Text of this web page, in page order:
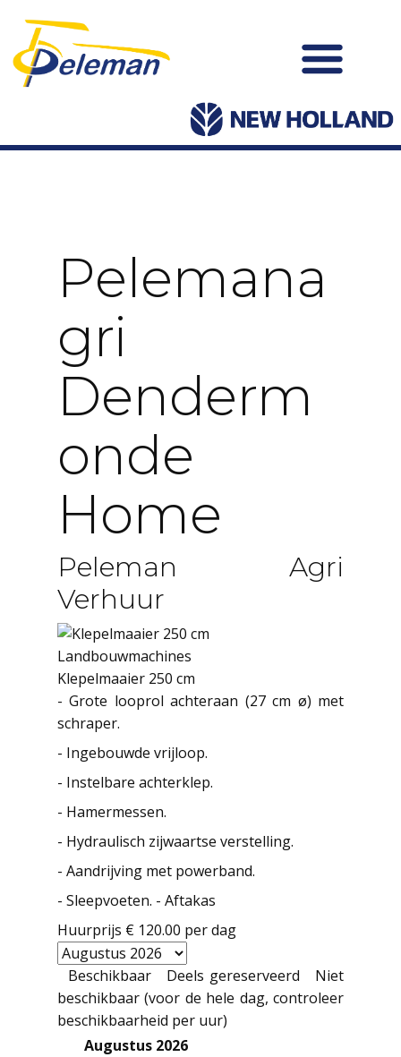
Pelemana
Gri
Denderm
Onde
Home
Peleman Agri
Verhuur
Landbouwmachines
Klepelmaaier 250 cm
- Grote looprol achteraan (27 cm ø) met
schraper.
- Ingebouwde vrijloop.
- Instelbare achterklep.
- Hamermessen.
- Hydraulisch zijwaartse verstelling.
- Aandrijving met powerband.
- Sleepvoeten. - Aftakas
Huurprijs € 120.00 per dag
Beschikbaar Deels gereserveerd
Niet
beschikbaar (voor de hele dag, controleer
beschikbaarheid per uur)
Augustus 2026